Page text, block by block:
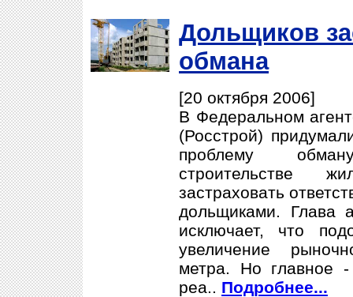
Дольщиков
обмана
[20 октября 2006]
В Федеральном
(Росстрой)
проблему
строительстве
застраховать
дольщиками. Глава
исключает, что
увеличение
метра. Но главное -
реа.. Подробнее...